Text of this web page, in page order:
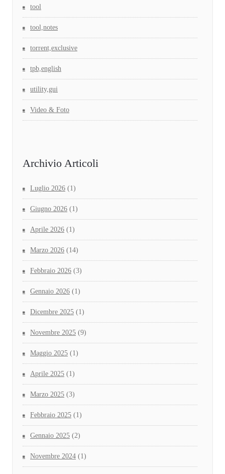
tool
tool,notes
torrent,exclusive
tpb,english
utility,gui
Video & Foto
Archivio Articoli
Luglio 2026 (1)
Giugno 2026 (1)
Aprile 2026 (1)
Marzo 2026 (14)
Febbraio 2026 (3)
Gennaio 2026 (1)
Dicembre 2025 (1)
Novembre 2025 (9)
Maggio 2025 (1)
Aprile 2025 (1)
Marzo 2025 (3)
Febbraio 2025 (1)
Gennaio 2025 (2)
Novembre 2024 (1)